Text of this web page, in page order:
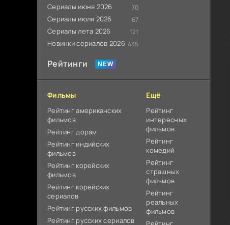
Сериалы июня 2026 70
Сериалы июля 2026 67
Сериалы лета 2026 121
Новинки сериалов 2026 435
Рейтинги
Фильмы
Рейтинг американских
фильмов
Рейтинг дорам
Рейтинг индийских
фильмов
Рейтинг корейских
фильмов
Рейтинг корейских
сериалов
Рейтинг русских фильмов
Рейтинг русских сериалов
Ещё
Рейтинг
интересных
фильмов
Рейтинг
комедий
Рейтинг
страшных
фильмов
Рейтинг
реальных
фильмов